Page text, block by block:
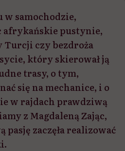
w samochodzie,
afrykańskie pustynie,
Turcji czy bezdroża
który skierował ją
trasy, o tym,
się na mechanice, i o
w rajdach prawdziwą
z Magdaleną Zając,
zaczęła realizować